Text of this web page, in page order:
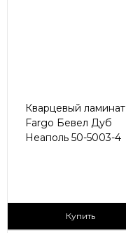
Кварцевый ламинат
Fargo Бевел Дуб
Неаполь 50-5003-4
2
Купить